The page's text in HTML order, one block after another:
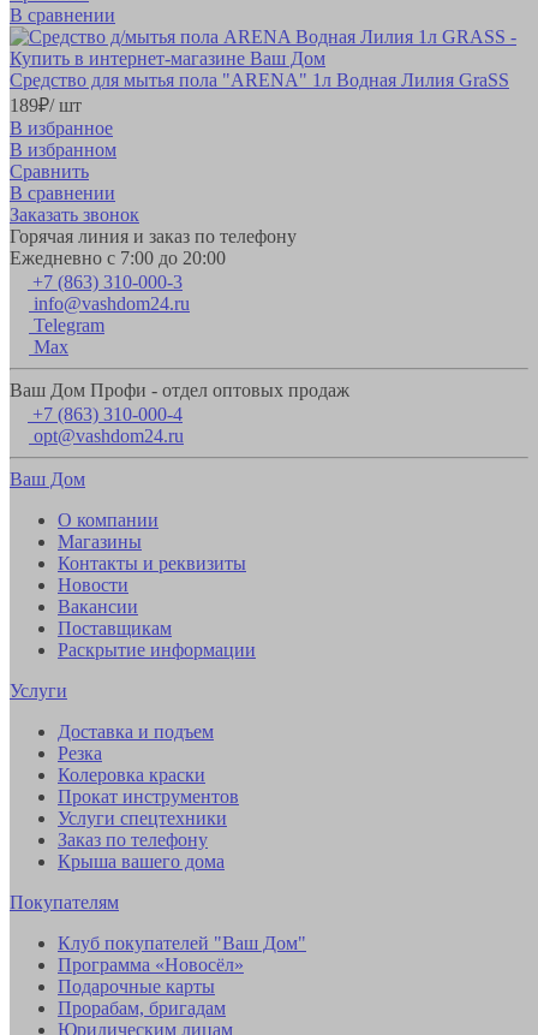
В сравнении
Средство для мытья пола "ARENA" 1л Водная Лилия GraSS
189₽/ шт
В избранное
В избранном
Сравнить
В сравнении
Заказать звонок
Горячая линия и заказ по телефону
Ежедневно с 7:00 до 20:00
+7 (863) 310-000-3
info@vashdom24.ru
Telegram
Max
Ваш Дом Профи - отдел оптовых продаж
+7 (863) 310-000-4
opt@vashdom24.ru
Ваш Дом
О компании
Магазины
Контакты и реквизиты
Новости
Вакансии
Поставщикам
Раскрытие информации
Услуги
Доставка и подъем
Резка
Колеровка краски
Прокат инструментов
Услуги спецтехники
Заказ по телефону
Крыша вашего дома
Покупателям
Клуб покупателей "Ваш Дом"
Программа «Новосёл»
Подарочные карты
Прорабам, бригадам
Юридическим лицам